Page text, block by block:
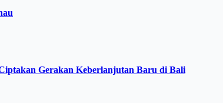
Gerakan Keberlanjutan Baru di Bali